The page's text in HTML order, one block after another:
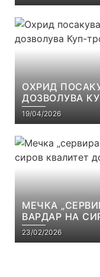
ОХРИД
ДОЗВОЛУВА
ОД СКОПЈЕ
19/04/2026
МЕЧКА
ВАРДАР НА
ВО
23/02/2026